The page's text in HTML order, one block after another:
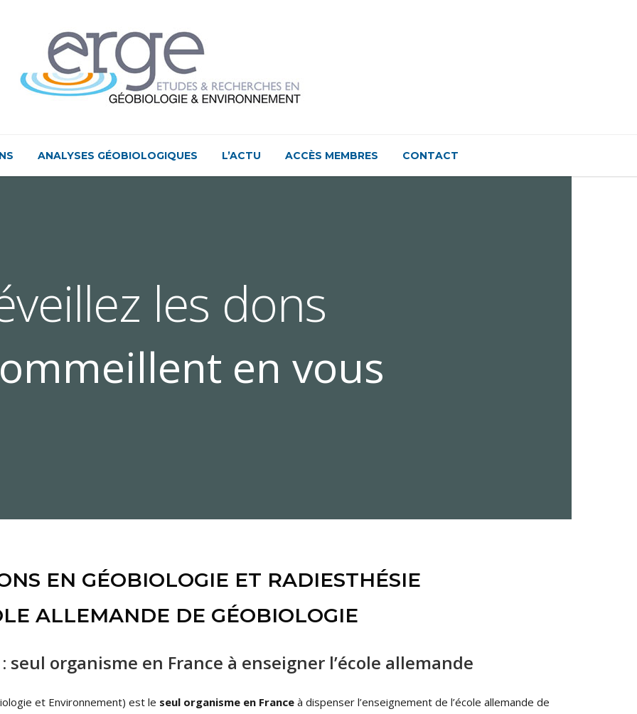
ANALYSES GÉOBIOLOGIQUES L’ACTU ACCÈS MEMBRES CONTACT
EN GÉOBIOLOGIE ET RADIESTHÉSIE
ALLEMANDE DE GÉOBIOLOGIE
: seul organisme en France à enseigner l’école allemande
et Environnement) est le seul organisme en France à dispenser l’enseignement de l’école allemande de